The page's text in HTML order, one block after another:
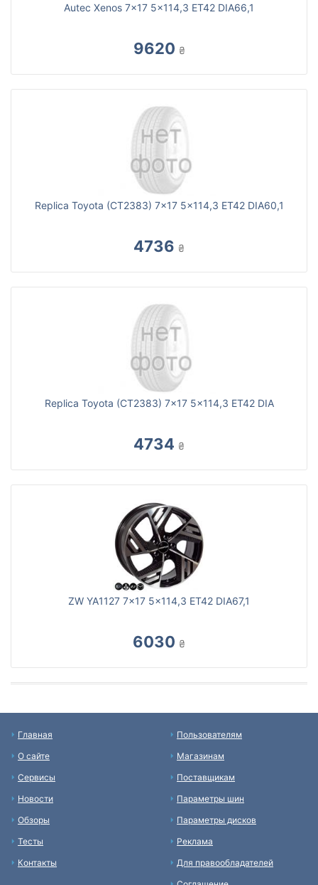
Autec Xenos 7x17 5x114,3 ET42 DIA66,1
9620 ₴
Replica Toyota (CT2383) 7x17 5x114,3 ET42 DIA60,1
4736 ₴
Replica Toyota (CT2383) 7x17 5x114,3 ET42 DIA
4734 ₴
ZW YA1127 7x17 5x114,3 ET42 DIA67,1
6030 ₴
Главная
О сайте
Сервисы
Новости
Обзоры
Тесты
Контакты
Пользователям
Магазинам
Поставщикам
Параметры шин
Параметры дисков
Реклама
Для правообладателей